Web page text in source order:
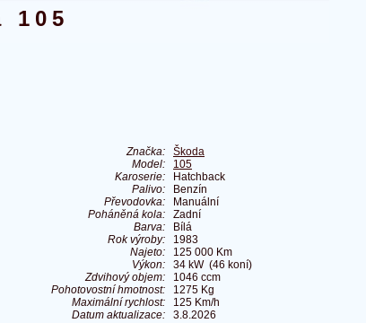
105
Značka:
Škoda
Model:
105
Karoserie:
Hatchback
Palivo:
Benzín
Převodovka:
Manuální
Poháněná kola:
Zadní
Barva:
Bílá
Rok výroby:
1983
Najeto:
125 000 Km
Výkon:
34 kW (46 koní)
Zdvihový objem:
1046 ccm
Pohotovostní hmotnost:
1275 Kg
Maximální rychlost:
125 Km/h
Datum aktualizace:
3.8.2026